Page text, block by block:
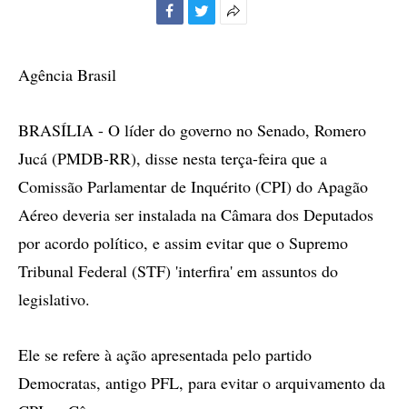
Agência Brasil
BRASÍLIA - O líder do governo no Senado, Romero
Jucá (PMDB-RR), disse nesta terça-feira que a
Comissão Parlamentar de Inquérito (CPI) do Apagão
Aéreo deveria ser instalada na Câmara dos Deputados
por acordo político, e assim evitar que o Supremo
Tribunal Federal (STF) 'interfira' em assuntos do
legislativo.
Ele se refere à ação apresentada pelo partido
Democratas, antigo PFL, para evitar o arquivamento da